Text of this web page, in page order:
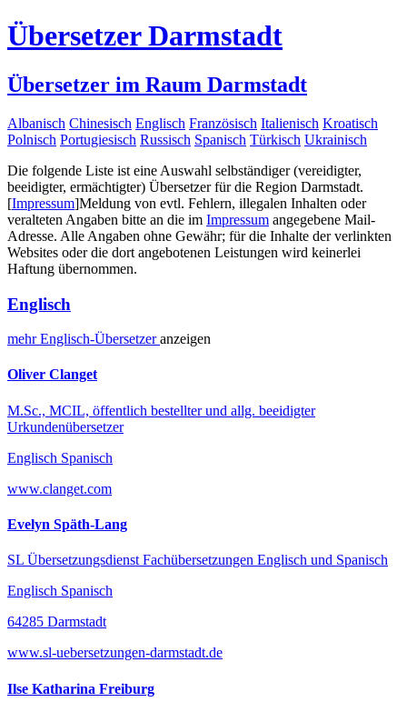
Übersetzer Darmstadt
Übersetzer im Raum Darmstadt
Albanisch Chinesisch Englisch Französisch Italienisch Kroatisch
Polnisch Portugiesisch Russisch Spanisch Türkisch Ukrainisch
Die folgende Liste ist eine Auswahl selbständiger (vereidigter,
beeidigter, ermächtigter) Übersetzer für die Region Darmstadt.
[Impressum]Meldung von evtl. Fehlern, illegalen Inhalten oder
veralteten Angaben bitte an die im Impressum angegebene Mail-
Adresse. Alle Angaben ohne Gewähr; für die Inhalte der verlinkten
Websites oder die dort angebotenen Leistungen wird keinerlei
Haftung übernommen.
Englisch
mehrEnglisch-Übersetzeranzeigen
Oliver Clanget
M.Sc., MCIL, öffentlich bestellter und allg. beeidigter
Urkundenübersetzer
Englisch Spanisch
www.clanget.com
Evelyn Späth-Lang
SL Übersetzungsdienst Fachübersetzungen Englisch und Spanisch
Englisch Spanisch
64285 Darmstadt
www.sl-uebersetzungen-darmstadt.de
Ilse Katharina Freiburg